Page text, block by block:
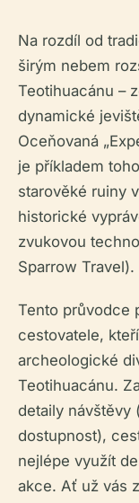
Na rozdíl od
širým nebem
Teotihuacánu –
dynamické
Oceňovaná
je příkladem
starověké ruiny
historické
zvukovou
Sparrow Travel).
Tento průvodce
cestovatele,
archeologické
Teotihuacánu.
detaily návštěvy
dostupnost),
nejlépe využít
akce. Ať už vás